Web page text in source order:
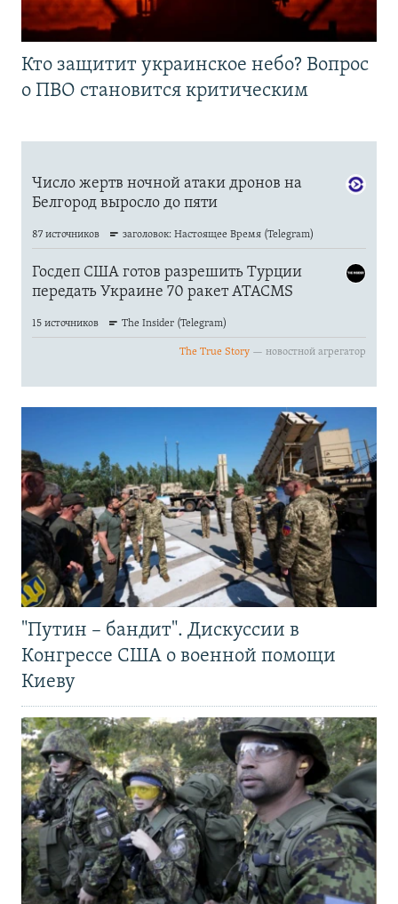
Кто защитит украинское небо? Вопрос
о ПВО становится критическим
"Путин – бандит". Дискуссии в
Конгрессе США о военной помощи
Киеву